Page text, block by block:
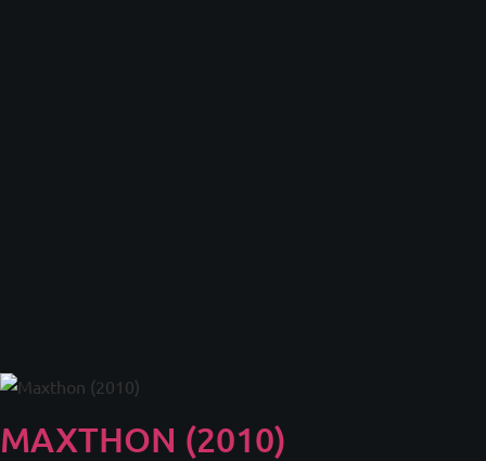
MAXTHON (2010)